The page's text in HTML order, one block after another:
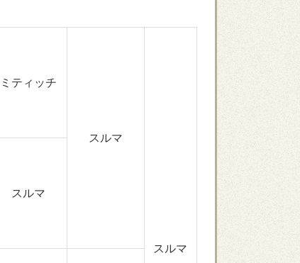
ミティッチ
スルマ
スルマ
スルマ